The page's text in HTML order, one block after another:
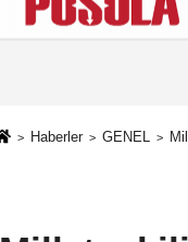
Künye İletişim Gizlilik
Haberler GENEL